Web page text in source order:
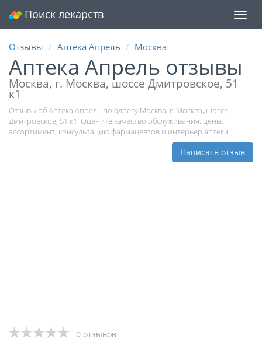
Поиск лекарств
Отзывы Аптека Апрель Москва
Аптека Апрель отзывы
Москва, г. Москва, шоссе Дмитровское, 51
к1
Отзывы об Аптека Апрель по адресу Москва, г. Москва, шоссе
Дмитровское, 51 к1. Оцените качество обслуживания: цены,
ассортимент, консультацию фармацевтов и интерьер аптеки
Написать отзыв
0 отзывов